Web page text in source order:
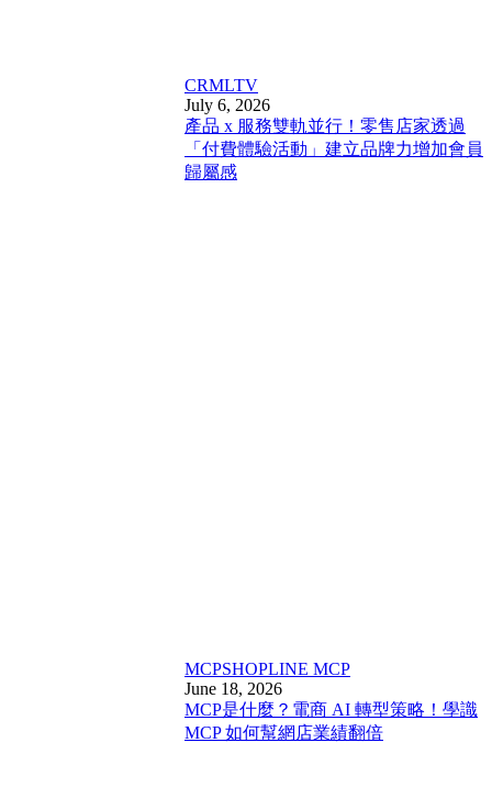
CRMLTV
July 6, 2026
產品 x 服務雙軌並行！零售店家透過
「付費體驗活動」建立品牌力增加會員
歸屬感
MCPSHOPLINE MCP
June 18, 2026
MCP是什麼？電商 AI 轉型策略！學識
MCP 如何幫網店業績翻倍